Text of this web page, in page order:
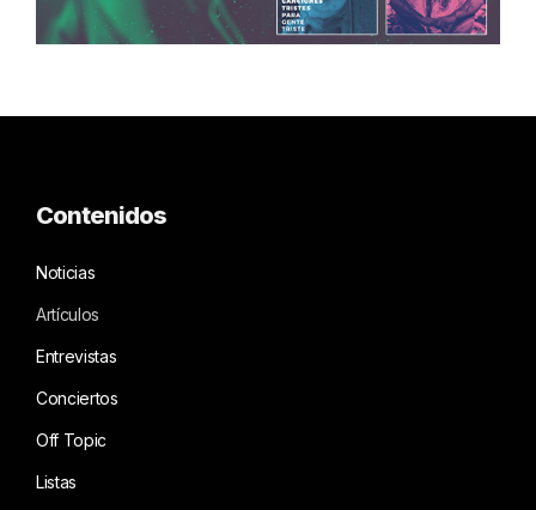
Contenidos
Noticias
Artículos
Entrevistas
Conciertos
Off Topic
Listas